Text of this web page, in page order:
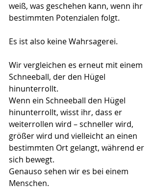
weiß, was geschehen kann, wenn ihr
bestimmten Potenzialen folgt.
Es ist also keine Wahrsagerei.
Wir vergleichen es erneut mit einem
Schneeball, der den Hügel
hinunterrollt.
Wenn ein Schneeball den Hügel
hinunterrollt, wisst ihr, dass er
weiterrollen wird – schneller wird,
größer wird und vielleicht an einen
bestimmten Ort gelangt, während er
sich bewegt.
Genauso sehen wir es bei einem
Menschen.